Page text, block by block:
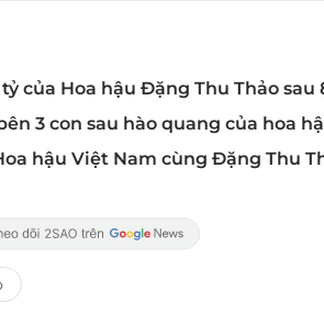
của Hoa hậu Đặng Thu Thảo
3 con sau hào quang của hoa
hậu Việt Nam cùng Đặng Thu